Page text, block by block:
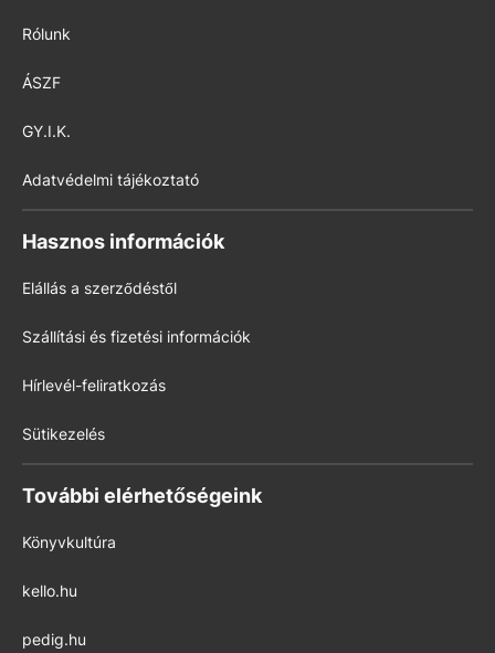
Rólunk
ÁSZF
GY.I.K.
Adatvédelmi tájékoztató
Hasznos információk
Elállás a szerződéstől
Szállítási és fizetési információk
Hírlevél-feliratkozás
Sütikezelés
További elérhetőségeink
Könyvkultúra
kello.hu
pedig.hu